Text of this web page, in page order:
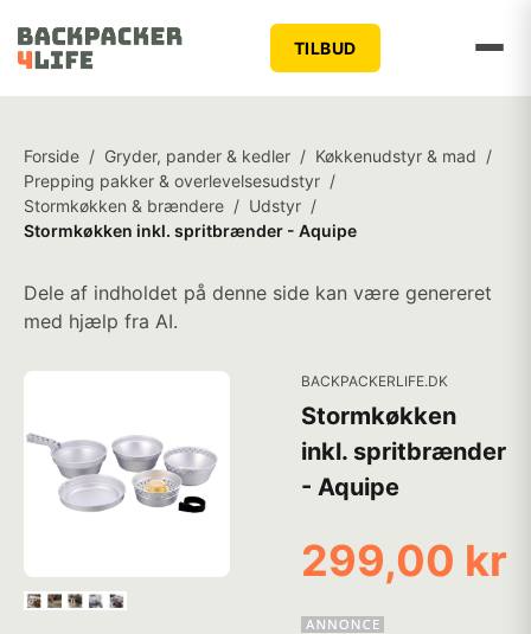
TILBUD
Forside / Gryder, pander & kedler / Køkkenudstyr & mad /
Prepping pakker & overlevelsesudstyr /
Stormkøkken & brændere / Udstyr /
Stormkøkken inkl. spritbrænder - Aquipe
Dele af indholdet på denne side kan være genereret
med hjælp fra AI.
BACKPACKERLIFE.DK
Stormkøkken
inkl. spritbrænder
- Aquipe
299,00 kr